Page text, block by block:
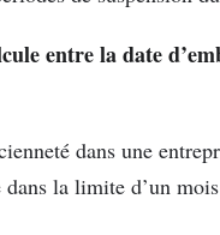
entre la date
dans une
la limite d’un